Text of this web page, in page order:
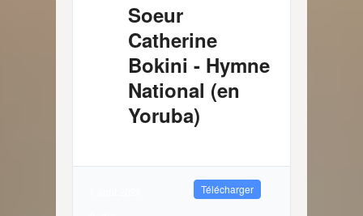
Soeur
Catherine
Bokini - Hymne
National (en
Yoruba)
Télécharger